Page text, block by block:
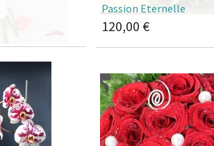
Passion Eternelle
120,00 €